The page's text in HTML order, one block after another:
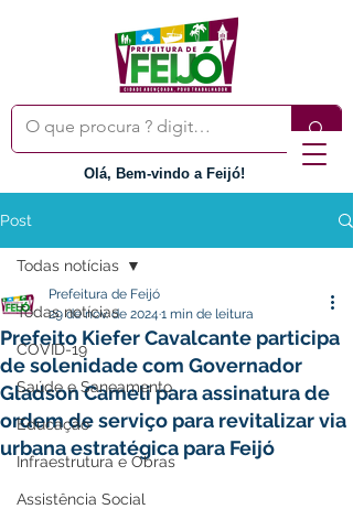
Olá, Bem-vindo a Feijó!
Post
Todas notícias
COVID-19
Saúde e Saneamento
Educação
Infraestrutura e Obras
Assistência Social
Todas notícias
Prefeito Kiefer Cavalcante participa
de solenidade com Governador
Gladson Cameli para assinatura de
ordem de serviço para revitalizar via
urbana estratégica para Feijó
Prefeitura de Feijó
29 de nov. de 2024 1 min de leitura